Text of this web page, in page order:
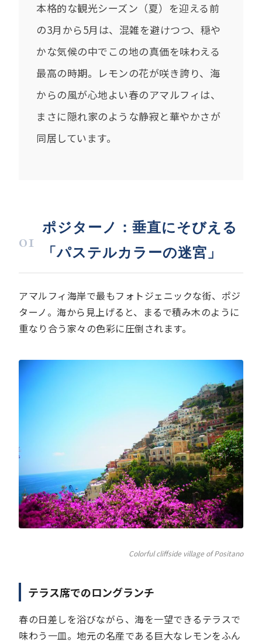
本格的な観光シーズン（夏）を迎える前
の3月から5月は、混雑を避けつつ、穏や
かな気候の中でこの地の真価を味わえる
最高の時期。レモンの花が咲き誇り、海
からの風が心地よい春のアマルフィは、
まさに隠れ家のような静寂と華やかさが
同居しています。
01
ポジターノ：垂直にそびえる
「パステルカラーの迷宮」
アマルフィ海岸で最もフォトジェニックな街、ポジ
ターノ。海から見上げると、まるで積み木のように
重なり合う家々の色彩に圧倒されます。
Colorful cliffside village of Positano
テラス席でのロングランチ
春の日差しを浴びながら、海を一望できるテラスで
味わう一皿。地元の名産である巨大なレモンをふん